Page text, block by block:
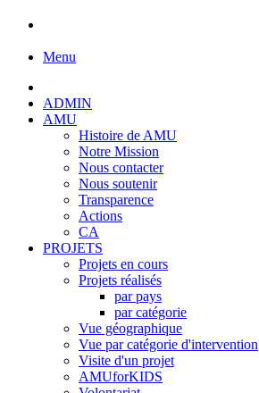
Menu
ADMIN
AMU
Histoire de AMU
Notre Mission
Nous contacter
Nous soutenir
Transparence
Actions
CA
PROJETS
Projets en cours
Projets réalisés
par pays
par catégorie
Vue géographique
Vue par catégorie d'intervention
Visite d'un projet
AMUforKIDS